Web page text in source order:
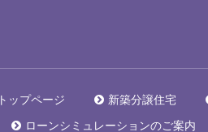
トップページ 新築分譲住宅
ローンシミュレーションのご案内